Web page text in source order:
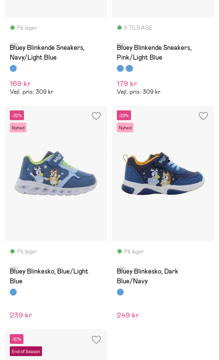
På lager
(0)
Bluey Blinkende Sneakers,
Navy/Light Blue
169 kr
Vejl. pris: 309 kr
8 TILBAGE
(0)
Bluey Blinkende Sneakers,
Pink/Light Blue
179 kr
Vejl. pris: 309 kr
-32%
Nyhed
På lager
(0)
Bluey Blinkesko, Blue/Light
Blue
239 kr
-29%
Nyhed
På lager
(0)
Bluey Blinkesko, Dark
Blue/Navy
249 kr
-10%
End of Season